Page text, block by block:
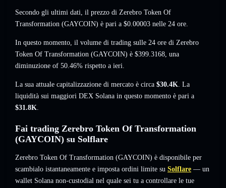
Secondo gli ultimi dati, il prezzo di Zerebro Token Of
Transformation (GAYCOIN) è pari a $0.00003 nelle 24 ore.
In questo momento, il volume di trading sulle 24 ore di Zerebro
Token Of Transformation (GAYCOIN) è $399.3168, una
diminuzione of 50.46% rispetto a ieri.
La sua attuale capitalizzazione di mercato è circa $30.4K. La
liquidità sui maggiori DEX Solana in questo momento è pari a
$31.8K.
Fai trading Zerebro Token Of Transformation
(GAYCOIN) su Solflare
Zerebro Token Of Transformation (GAYCOIN) è disponibile per
scambialo istantaneamente e imposta ordini limite su Solflare — un
wallet Solana non-custodial nel quale sei tu a controllare le tue